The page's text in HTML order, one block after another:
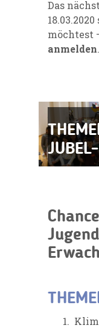
Das
möchtest
anmelden.